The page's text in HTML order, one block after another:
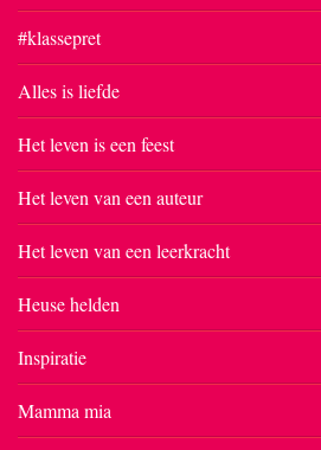
#klassepret
Alles is liefde
Het leven is een feest
Het leven van een auteur
Het leven van een leerkracht
Heuse helden
Inspiratie
Mamma mia